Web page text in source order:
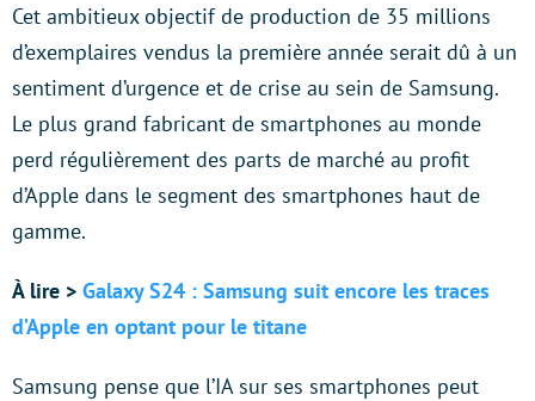
Cet ambitieux objectif de production de 35 millions
d’exemplaires vendus la première année serait dû à un
sentiment d’urgence et de crise au sein de Samsung.
Le plus grand fabricant de smartphones au monde
perd régulièrement des parts de marché au profit
d’Apple dans le segment des smartphones haut de
gamme.
À lire > Galaxy S24 : Samsung suit encore les traces
d’Apple en optant pour le titane
Samsung pense que l’IA sur ses smartphones peut